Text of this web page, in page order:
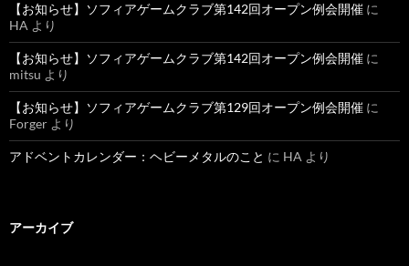
【お知らせ】ソフィアゲームクラブ第142回オープン例会開催 に
HA より
【お知らせ】ソフィアゲームクラブ第142回オープン例会開催 に
mitsu より
【お知らせ】ソフィアゲームクラブ第129回オープン例会開催 に
Forger より
アドベントカレンダー：ヘビーメタルのこと に HA より
アーカイブ